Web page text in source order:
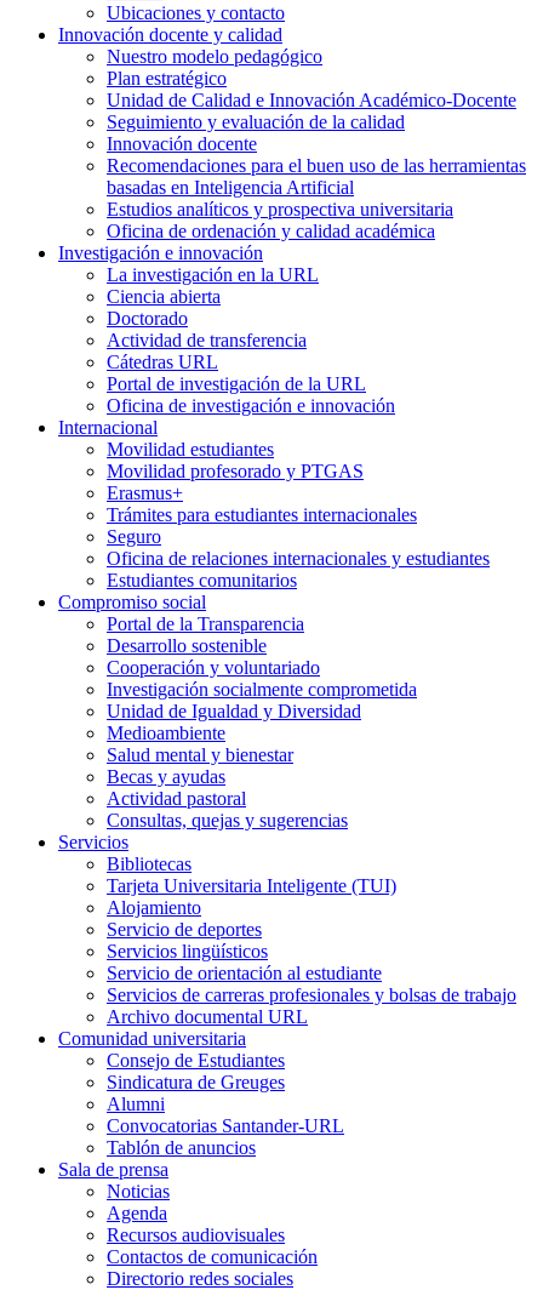
Ubicaciones y contacto
Innovación docente y calidad
Nuestro modelo pedagógico
Plan estratégico
Unidad de Calidad e Innovación Académico-Docente
Seguimiento y evaluación de la calidad
Innovación docente
Recomendaciones para el buen uso de las herramientas
basadas en Inteligencia Artificial
Estudios analíticos y prospectiva universitaria
Oficina de ordenación y calidad académica
Investigación e innovación
La investigación en la URL
Ciencia abierta
Doctorado
Actividad de transferencia
Cátedras URL
Portal de investigación de la URL
Oficina de investigación e innovación
Internacional
Movilidad estudiantes
Movilidad profesorado y PTGAS
Erasmus+
Trámites para estudiantes internacionales
Seguro
Oficina de relaciones internacionales y estudiantes
Estudiantes comunitarios
Compromiso social
Portal de la Transparencia
Desarrollo sostenible
Cooperación y voluntariado
Investigación socialmente comprometida
Unidad de Igualdad y Diversidad
Medioambiente
Salud mental y bienestar
Becas y ayudas
Actividad pastoral
Consultas, quejas y sugerencias
Servicios
Bibliotecas
Tarjeta Universitaria Inteligente (TUI)
Alojamiento
Servicio de deportes
Servicios lingüísticos
Servicio de orientación al estudiante
Servicios de carreras profesionales y bolsas de trabajo
Archivo documental URL
Comunidad universitaria
Consejo de Estudiantes
Sindicatura de Greuges
Alumni
Convocatorias Santander-URL
Tablón de anuncios
Sala de prensa
Noticias
Agenda
Recursos audiovisuales
Contactos de comunicación
Directorio redes sociales